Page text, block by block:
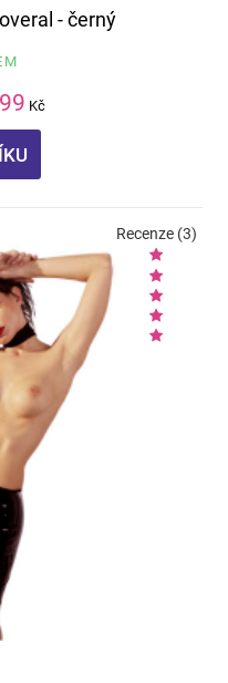
- černý
Kč
Recenze (3)